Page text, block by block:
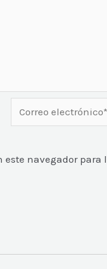
electrónico*
navegador